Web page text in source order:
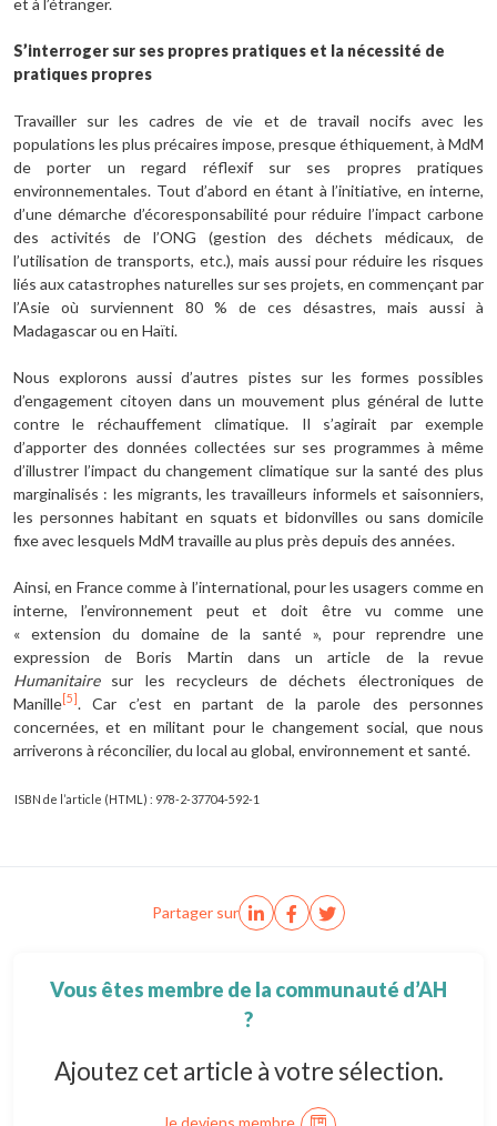
S’interroger sur ses propres pratiques et la nécessité de
pratiques propres
Travailler sur les cadres de vie et de travail nocifs avec les
populations les plus précaires impose, presque éthiquement, à MdM
de porter un regard réflexif sur ses propres pratiques
environnementales. Tout d’abord en étant à l’initiative, en interne,
d’une démarche d’écoresponsabilité pour réduire l’impact carbone
des activités de l’ONG (gestion des déchets médicaux, de
l’utilisation de transports, etc.), mais aussi pour réduire les risques
liés aux catastrophes naturelles sur ses projets, en commençant par
l’Asie où surviennent 80 % de ces désastres, mais aussi à
Madagascar ou en Haïti.
Nous explorons aussi d’autres pistes sur les formes possibles
d’engagement citoyen dans un mouvement plus général de lutte
contre le réchauffement climatique. Il s’agirait par exemple
d’apporter des données collectées sur ses programmes à même
d’illustrer l’impact du changement climatique sur la santé des plus
marginalisés : les migrants, les travailleurs informels et saisonniers,
les personnes habitant en squats et bidonvilles ou sans domicile
fixe avec lesquels MdM travaille au plus près depuis des années.
Ainsi, en France comme à l’international, pour les usagers comme en
interne, l’environnement peut et doit être vu comme une
« extension du domaine de la santé », pour reprendre une
expression de Boris Martin dans un article de la revue
Humanitaire sur les recycleurs de déchets électroniques de
Manille [5] . Car c’est en partant de la parole des personnes
concernées, et en militant pour le changement social, que nous
arriverons à réconcilier, du local au global, environnement et santé.
ISBN de l’article (HTML) : 978-2-37704-592-1
Partager sur
Vous êtes membre de la communauté d’AH
?
Ajoutez cet article à votre sélection.